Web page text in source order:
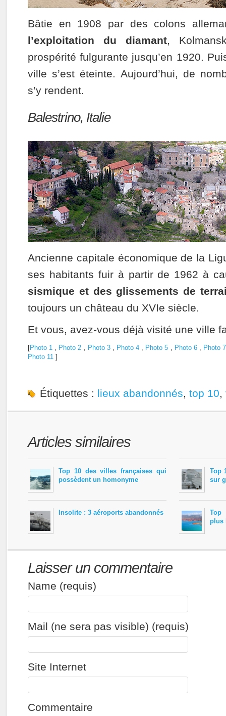
Bâtie en 1908 par des colons
l’exploitation du diamant,
prospérité fulgurante jusqu’en 1920.
ville s’est éteinte. Aujourd’hui, de
s’y rendent.
Balestrino, Italie
Ancienne capitale économique de la
ses habitants fuir à partir de 1962 à
sismique et des glissements de
toujours un château du XVIe siècle.
Et vous, avez-vous déjà visité une ville
[Photo 1 , Photo 2 , Photo 3 , Photo 4 , Photo 5 , Photo 6 , Photo
Photo 11 ]
Étiquettes : lieux abandonnés, top 10,
Articles similaires
Top 10 des villes françaises qui
possèdent un homonyme
Top
sur
Insolite : 3 aéroports abandonnés
Top
plus
Laisser un commentaire
Name (requis)
Mail (ne sera pas visible) (requis)
Site Internet
Commentaire